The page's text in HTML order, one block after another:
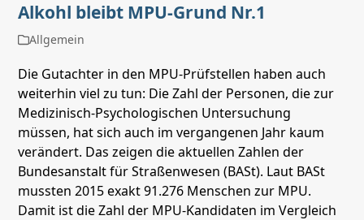
Alkohl bleibt MPU-Grund Nr.1
Allgemein
Die Gutachter in den MPU-Prüfstellen haben auch
weiterhin viel zu tun: Die Zahl der Personen, die zur
Medizinisch-Psychologischen Untersuchung
müssen, hat sich auch im vergangenen Jahr kaum
verändert. Das zeigen die aktuellen Zahlen der
Bundesanstalt für Straßenwesen (BASt). Laut BASt
mussten 2015 exakt 91.276 Menschen zur MPU.
Damit ist die Zahl der MPU-Kandidaten im Vergleich